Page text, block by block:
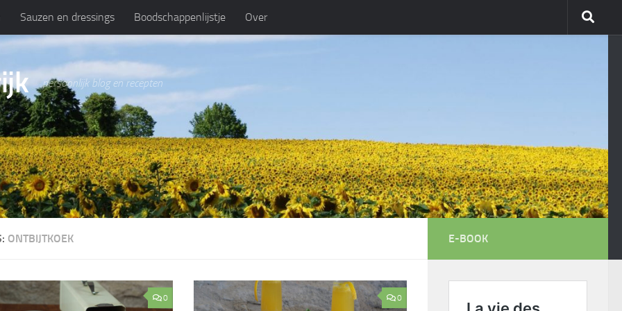
Sauzen en dressings Boodschappenlijstje Over
persoonlijk blog en recepten
ONTBIJTKOEK
0 0
E-BOOK